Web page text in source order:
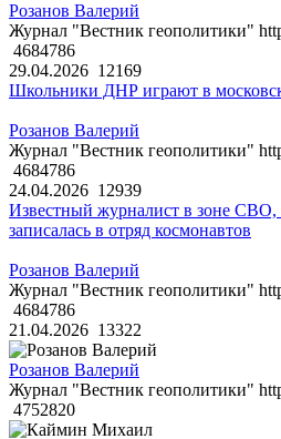
Розанов Валерий
Журнал "Вестник геополитики"
4684786
29.04.2026 12169
Школьники ДНР играют в
Розанов Валерий
Журнал "Вестник геополитики"
4684786
24.04.2026 12939
Известный журналист в зоне СВО,
записалась в отряд космонавтов
Розанов Валерий
Журнал "Вестник геополитики"
4684786
21.04.2026 13322
Розанов Валерий
Журнал "Вестник геополитики"
4752820